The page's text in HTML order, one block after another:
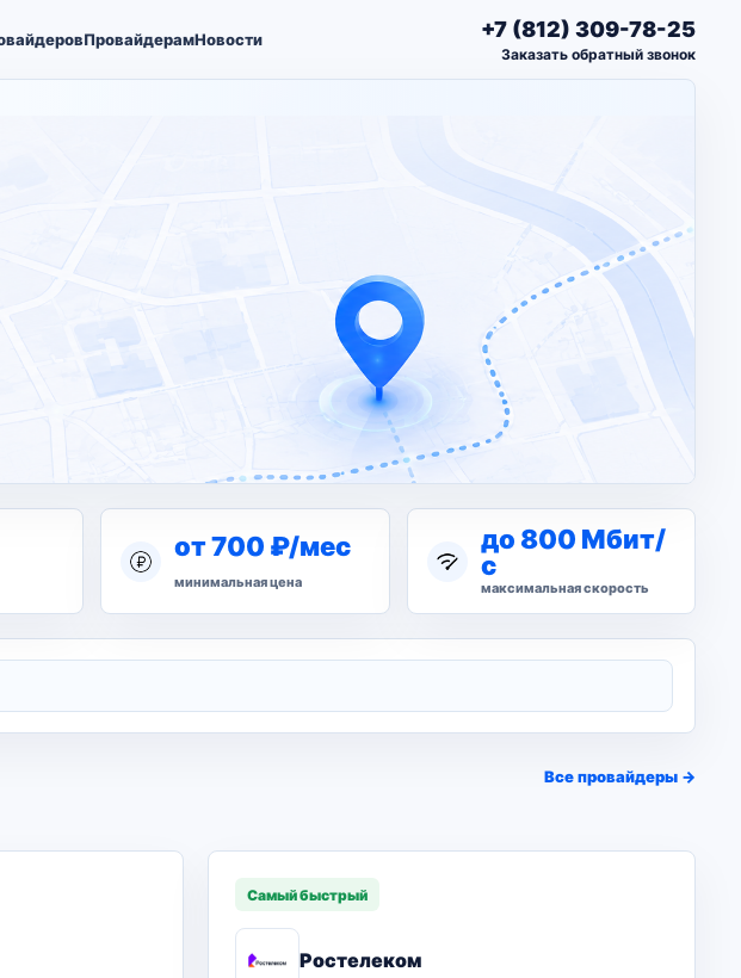
ПровайдерамНовости +7 (812) 309-78-25
Заказать обратный звонок
от 700 ₽/мес
минимальная цена
до 800 Мбит/
с
максимальная скорость
Все провайдеры →
Самый быстрый
Ростелеком